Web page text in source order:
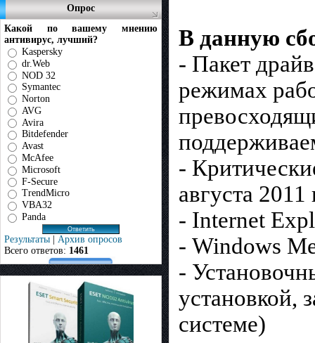
Опрос
Какой по вашему мнению
антивирус, лучший?
Kaspersky
dr.Web
NOD 32
Symantec
Norton
AVG
Avira
Bitdefender
Avast
McAfee
Microsoft
F-Secure
TrendMicro
VBA32
Panda
Результаты | Архив опросов
Всего ответов: 1461
В данную
- Пакет
режимах
-
августа 2011
- Internet
- Windows
-
установкой,
системе)